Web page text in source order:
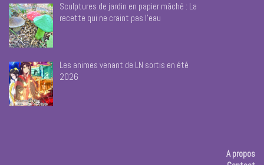
Sculptures de jardin en papier mâché : La
recette qui ne craint pas l’eau
Les animes venant de LN sortis en été
2026
A propos